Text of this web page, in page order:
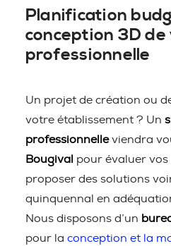
Planification
conception 3D
professionnelle
Un projet de création ou
votre établissement ? Un
professionnelleviendra
Bougival pour évaluer vos
proposer des solutions
quinquennal en
Nous disposons d’un
pour la conception et la